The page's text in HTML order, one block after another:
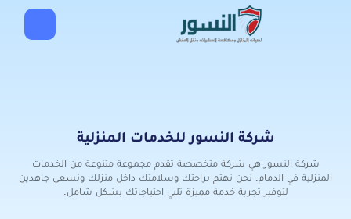
شركة النسور للخدمات المنزلية
شركة النسور هي شركة متخصصة تقدم مجموعة متنوعة من الخدمات
المنزلية في الدمام. نحن نهتم براحتك وسلامتك داخل منزلك ونسعى جاهدين
لتوفير تجربة خدمة مميزة تلبي احتياجاتك بشكل شامل.